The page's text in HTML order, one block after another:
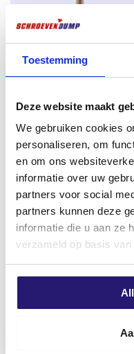
Toestemming
Deze website maakt
We gebruiken cookies
personaliseren, om
en om ons
informatie over uw
partners voor social
partners kunnen deze
informatie die u aan ze
verzameld op basis
een mooie
Schroefdraad:
Snijpunt:
Aandrijving:
en biedt
Toepassingen:
Geschikt voor onder
Vlonderplanken
Schuttingplanken
Overkappingen
REX Steelmaster HSS-Co5
Metaalboor 3,5mm DIN 338 –
€2,08
excl. BTW:€1,72